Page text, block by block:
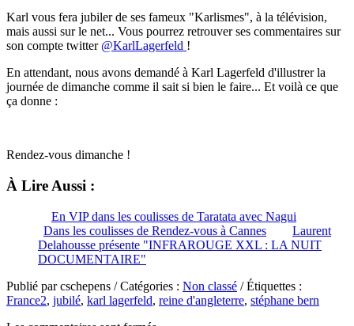
Karl vous fera jubiler de ses fameux "Karlismes", à la télévision,
mais aussi sur le net... Vous pourrez retrouver ses commentaires sur
son compte twitter @KarlLagerfeld !
En attendant, nous avons demandé à Karl Lagerfeld d'illustrer la
journée de dimanche comme il sait si bien le faire... Et voilà ce que
ça donne :
Rendez-vous dimanche !
À Lire Aussi :
En VIP dans les coulisses de Taratata avec Nagui
Dans les coulisses de Rendez-vous à Cannes
Laurent
Delahousse présente "INFRAROUGE XXL : LA NUIT
DOCUMENTAIRE"
Publié par cschepens / Catégories : Non classé / Étiquettes :
France2, jubilé, karl lagerfeld, reine d'angleterre, stéphane bern